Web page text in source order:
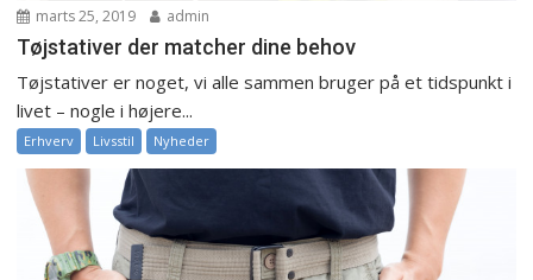
marts 25, 2019 admin
Tøjstativer der matcher dine behov
Tøjstativer er noget, vi alle sammen bruger på et tidspunkt i
livet – nogle i højere...
Erhverv Livsstil Nyheder